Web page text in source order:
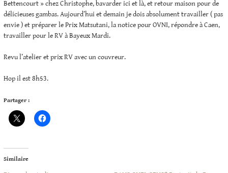
Bettencourt » chez Christophe, bavarder ici et là, et retour maison pour de
délicieuses gambas. Aujourd’hui et demain je dois absolument travailler ( pas
envie ) et préparer le Prix Matsutani, la notice pour OVNI, répondre à Caen,
travailler pour le RV à Bayeux Mardi.
Revu l’atelier et prix RV avec un couvreur.
Hop il est 8h53.
Partager :
Similaire